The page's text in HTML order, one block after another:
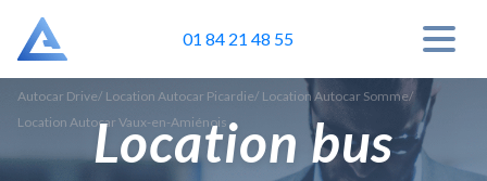
01 84 21 48 55
Autocar Drive/ Location Autocar Picardie/ Location Autocar Somme/
Location Autocar Vaux-en-Amiénois
Location bus